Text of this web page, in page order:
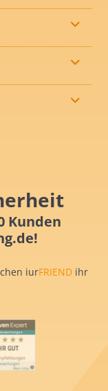
Kunden
iurFRIEND ihr